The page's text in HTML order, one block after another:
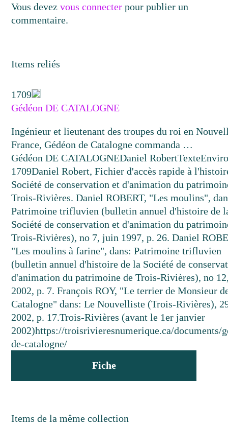
Vous devezvous connecter pour publier un
commentaire.
Items reliés
1709
Gédéon DE CATALOGNE
Ingénieur et lieutenant des troupes du roi en
France, Gédéon de Catalogne commanda …
Gédéon DE CATALOGNEDaniel RobertTexte
1709Daniel Robert, Fichier d'accès rapide à
Société de conservation et d'animation du
Trois-Rivières. Daniel ROBERT, "Les moulins",
Patrimoine trifluvien (bulletin annuel d'histoire de
Société de conservation et d'animation du
Trois-Rivières), no 7, juin 1997, p. 26. Daniel
"Les moulins à farine", dans: Patrimoine trifluvien
(bulletin annuel d'histoire de la Société de
d'animation du patrimoine de Trois-Rivières), no
2002, p. 7. François ROY, "Le terrier de Monsieur
Catalogne" dans: Le Nouvelliste (Trois-Rivières),
2002, p. 17.Trois-Rivières (avant le 1er janvier
2002)https://troisrivieresnumerique.ca/documents/
de-catalogne/
Fiche
Items de la même collection